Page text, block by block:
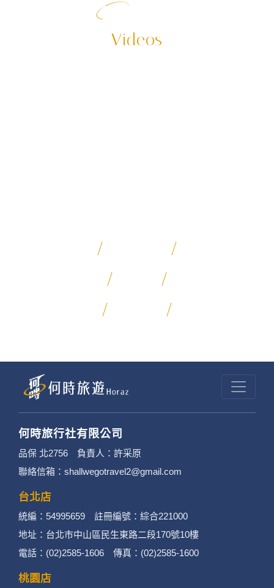
Videos
何時旅行社有限公司
品保 北2756 負責人：許采原
聯絡信箱：shallwegotravel2@gmail.com
台北店
統編：54995659 註冊編號：綜合221000
地址：台北市中山區民生東路二段170號10樓
電話：(02)2585-1606 傳真：(02)2585-1600
桃園店